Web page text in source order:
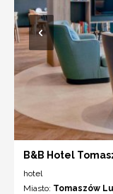
B&B Hotel
hotel
Miasto: Tomaszów